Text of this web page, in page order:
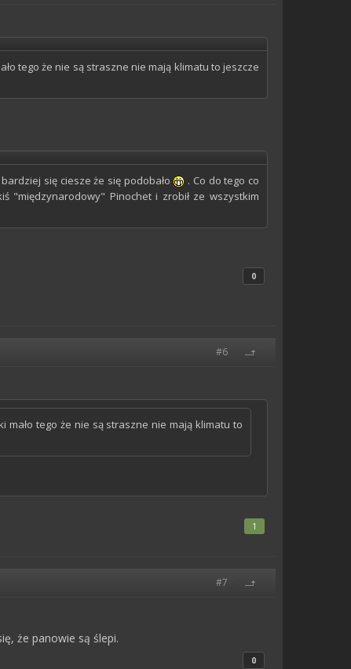
tego że nie są straszne nie mają klimatu to jeszcze
bardziej się ciesze że się podobało
. Co do tego co
"międzynarodowy" Pinochet i zrobił ze wszystkim
0
#6
tego że nie są straszne nie mają klimatu to
1
#7
że panowie są ślepi.
0